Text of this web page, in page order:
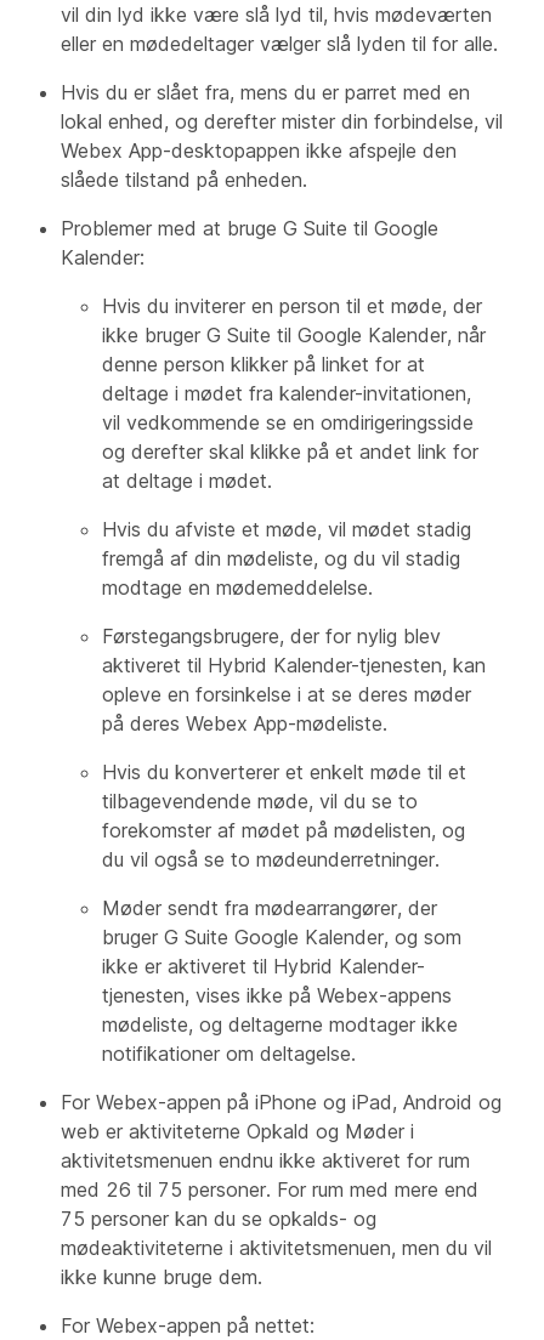
vil din lyd ikke være slå lyd til, hvis mødeværten
eller en mødedeltager vælger slå lyden til for alle.
Hvis du er slået fra, mens du er parret med en
lokal enhed, og derefter mister din forbindelse, vil
Webex App-desktopappen ikke afspejle den
slåede tilstand på enheden.
Problemer med at bruge G Suite til Google
Kalender:
Hvis du inviterer en person til et møde, der
ikke bruger G Suite til Google Kalender, når
denne person klikker på linket for at
deltage i mødet fra kalender-invitationen,
vil vedkommende se en omdirigeringsside
og derefter skal klikke på et andet link for
at deltage i mødet.
Hvis du afviste et møde, vil mødet stadig
fremgå af din mødeliste, og du vil stadig
modtage en mødemeddelelse.
Førstegangsbrugere, der for nylig blev
aktiveret til Hybrid Kalender-tjenesten, kan
opleve en forsinkelse i at se deres møder
på deres Webex App-mødeliste.
Hvis du konverterer et enkelt møde til et
tilbagevendende møde, vil du se to
forekomster af mødet på mødelisten, og
du vil også se to mødeunderretninger.
Møder sendt fra mødearrangører, der
bruger G Suite Google Kalender, og som
ikke er aktiveret til Hybrid Kalender-
tjenesten, vises ikke på Webex-appens
mødeliste, og deltagerne modtager ikke
notifikationer om deltagelse.
For Webex-appen på iPhone og iPad, Android og
web er aktiviteterne Opkald og Møder i
aktivitetsmenuen endnu ikke aktiveret for rum
med 26 til 75 personer. For rum med mere end
75 personer kan du se opkalds- og
mødeaktiviteterne i aktivitetsmenuen, men du vil
ikke kunne bruge dem.
For Webex-appen på nettet: